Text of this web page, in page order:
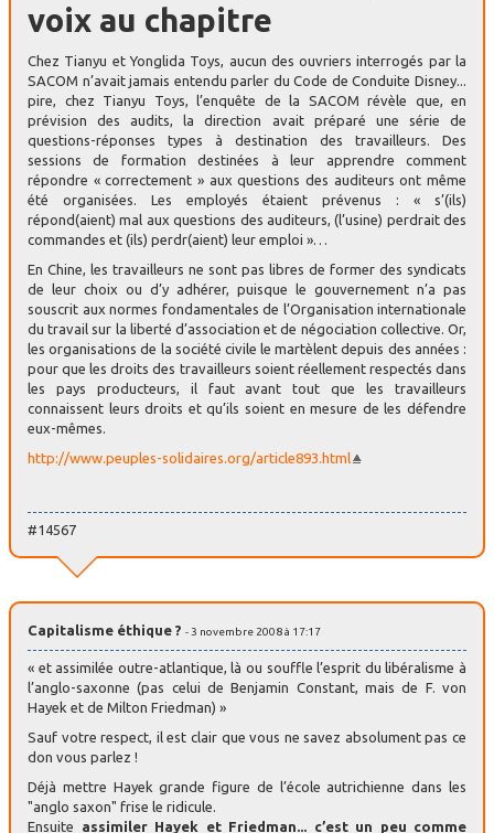
voix au chapitre
Chez Tianyu et Yonglida Toys, aucun des ouvriers interrogés par la
SACOM n’avait jamais entendu parler du Code de Conduite Disney...
pire, chez Tianyu Toys, l’enquête de la SACOM révèle que, en
prévision des audits, la direction avait préparé une série de
questions-réponses types à destination des travailleurs. Des
sessions de formation destinées à leur apprendre comment
répondre « correctement » aux questions des auditeurs ont même
été organisées. Les employés étaient prévenus : « s’(ils)
répond(aient) mal aux questions des auditeurs, (l’usine) perdrait des
commandes et (ils) perdr(aient) leur emploi »…
En Chine, les travailleurs ne sont pas libres de former des syndicats
de leur choix ou d’y adhérer, puisque le gouvernement n’a pas
souscrit aux normes fondamentales de l’Organisation internationale
du travail sur la liberté d’association et de négociation collective. Or,
les organisations de la société civile le martèlent depuis des années :
pour que les droits des travailleurs soient réellement respectés dans
les pays producteurs, il faut avant tout que les travailleurs
connaissent leurs droits et qu’ils soient en mesure de les défendre
eux-mêmes.
http://www.peuples-solidaires.org/article893.html
#14567
Capitalisme éthique ? - 3 novembre 2008 à 17:17
« et assimilée outre-atlantique, là ou souffle l’esprit du libéralisme à
l’anglo-saxonne (pas celui de Benjamin Constant, mais de F. von
Hayek et de Milton Friedman) »
Sauf votre respect, il est clair que vous ne savez absolument pas ce
don vous parlez !
Déjà mettre Hayek grande figure de l’école autrichienne dans les
"anglo saxon" frise le ridicule.
Ensuite assimiler Hayek et Friedman... c’est un peu comme